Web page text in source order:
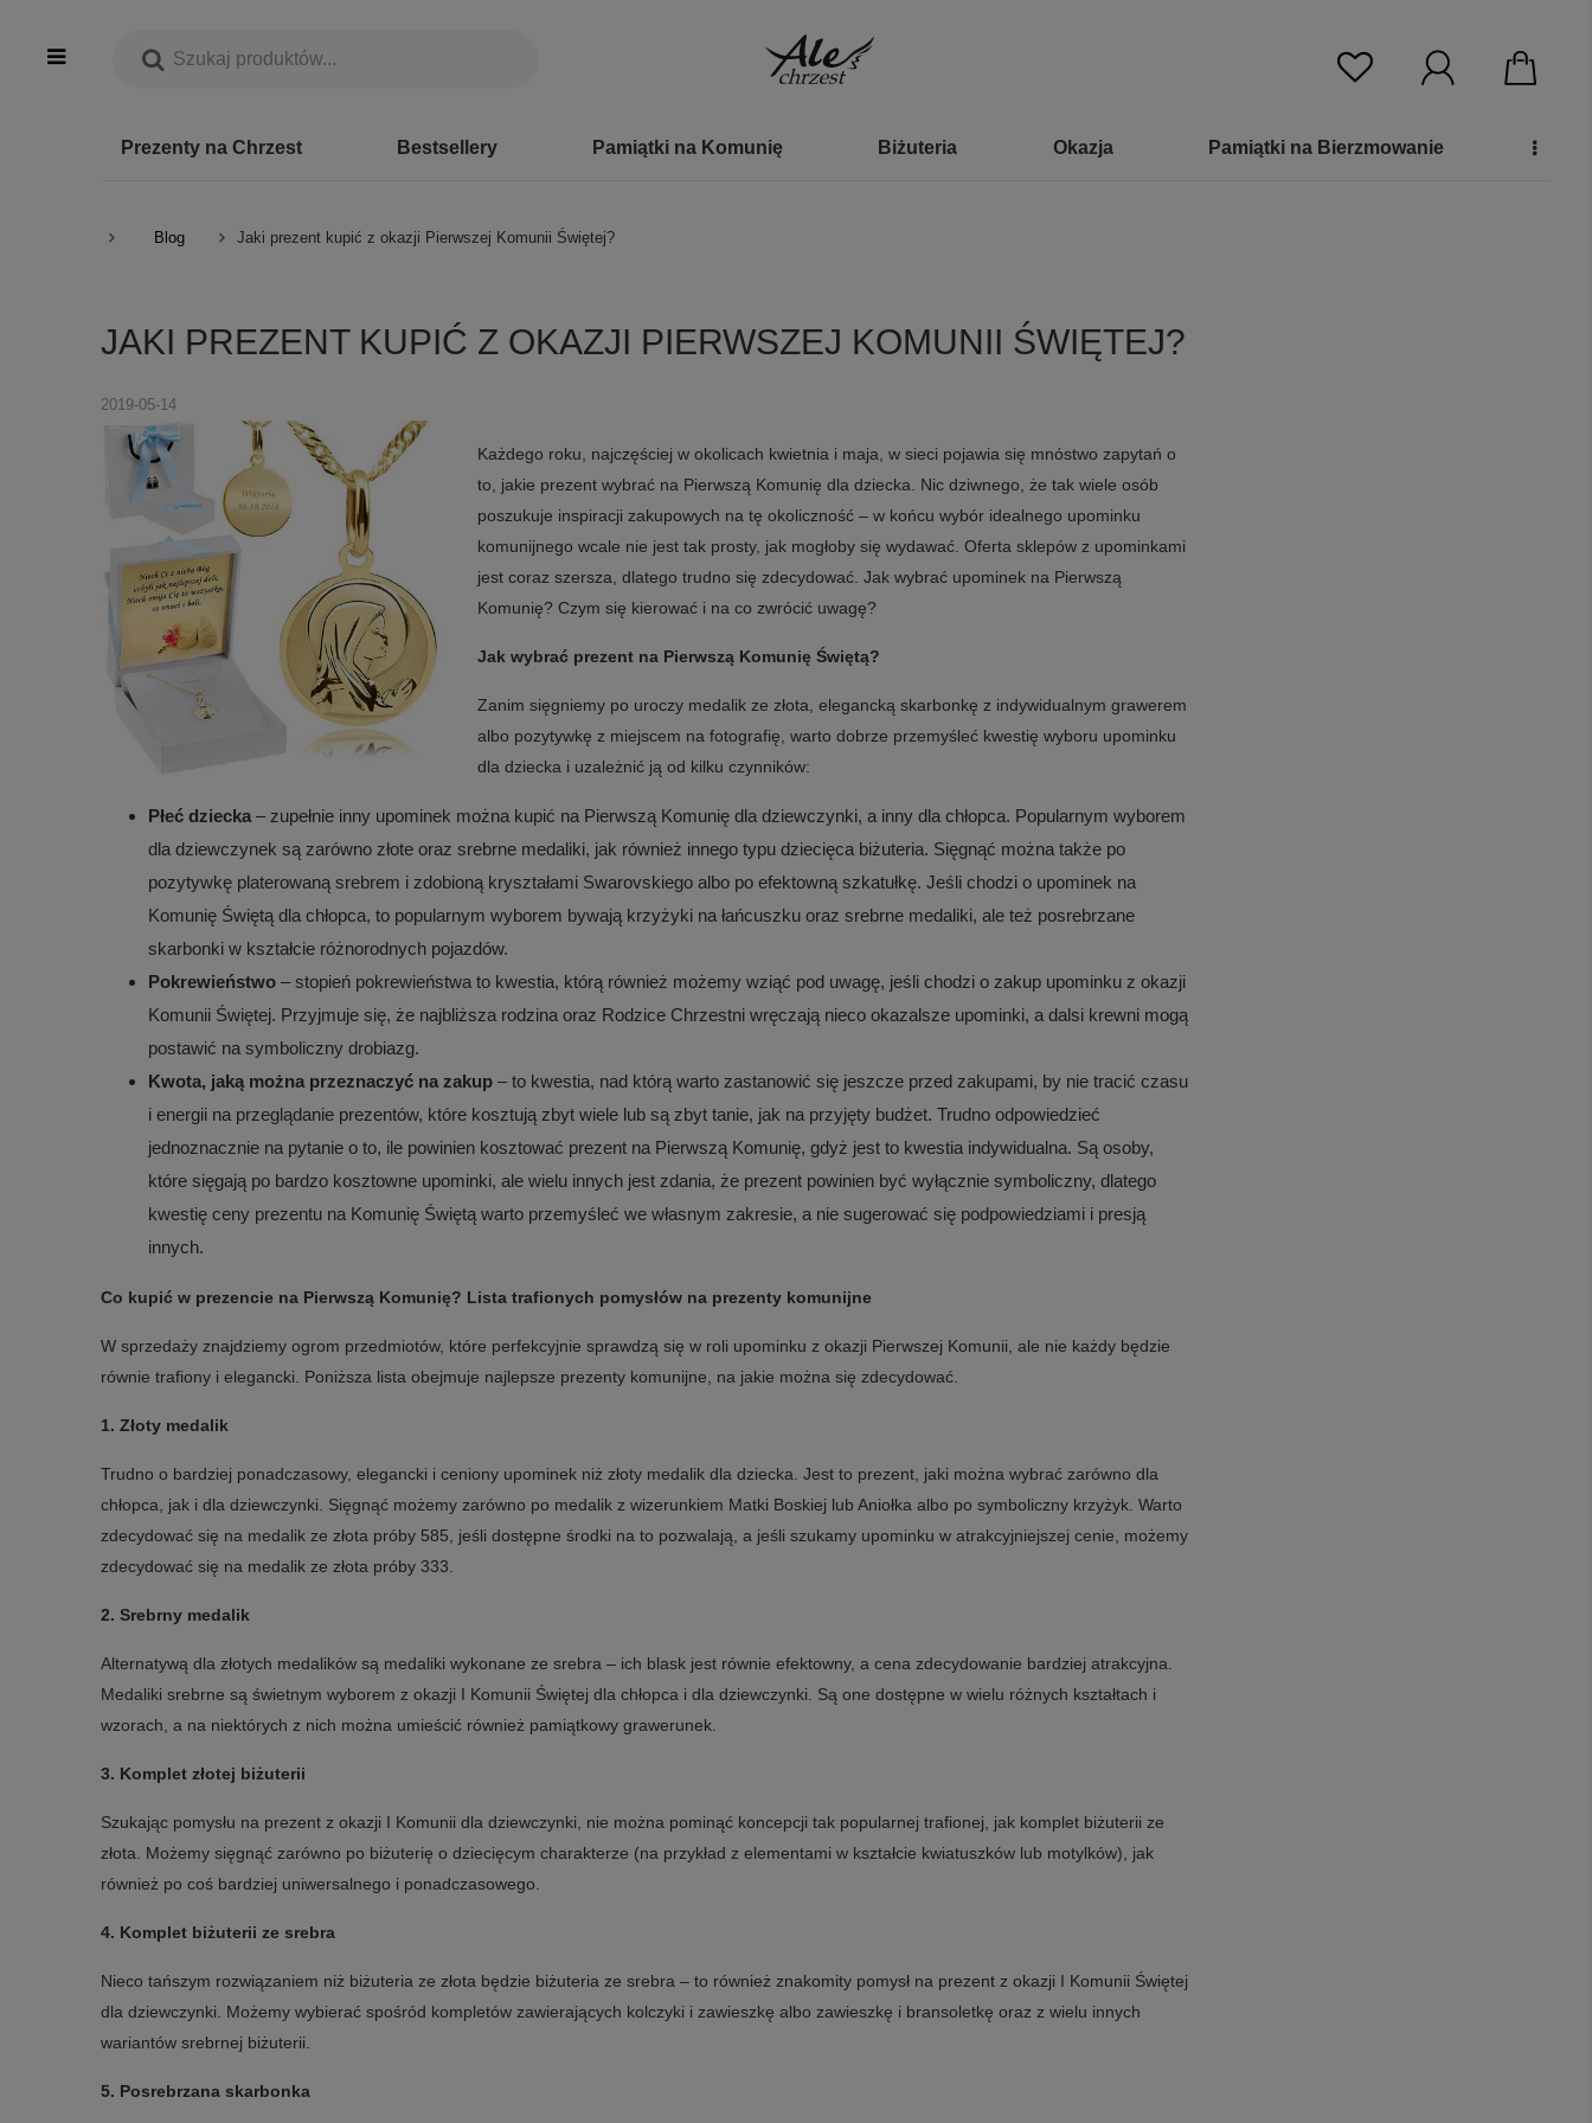
Prezenty na Chrzest Bestsellery Pamiątki na Komunię Biżuteria Okazja Pamiątki na Bierzmowanie
Blog Jaki prezent kupić z okazji Pierwszej Komunii Świętej?
JAKI PREZENT KUPIĆ Z OKAZJI PIERWSZEJ KOMUNII ŚWIĘTEJ?
2019-05-14
Każdego roku, najczęściej w okolicach kwietnia i maja, w sieci pojawia się mnóstwo zapytań o
to, jakie prezent wybrać na Pierwszą Komunię dla dziecka. Nic dziwnego, że tak wiele osób
poszukuje inspiracji zakupowych na tę okoliczność – w końcu wybór idealnego upominku
komunijnego wcale nie jest tak prosty, jak mogłoby się wydawać. Oferta sklepów z upominkami
jest coraz szersza, dlatego trudno się zdecydować. Jak wybrać upominek na Pierwszą
Komunię? Czym się kierować i na co zwrócić uwagę?
Jak wybrać prezent na Pierwszą Komunię Świętą?
Zanim sięgniemy po uroczy medalik ze złota, elegancką skarbonkę z indywidualnym grawerem
albo pozytywkę z miejscem na fotografię, warto dobrze przemyśleć kwestię wyboru upominku
dla dziecka i uzależnić ją od kilku czynników:
Płeć dziecka – zupełnie inny upominek można kupić na Pierwszą Komunię dla dziewczynki, a inny dla chłopca. Popularnym wyborem
dla dziewczynek są zarówno złote oraz srebrne medaliki, jak również innego typu dziecięca biżuteria. Sięgnąć można także po
pozytywkę platerowaną srebrem i zdobioną kryształami Swarovskiego albo po efektowną szkatułkę. Jeśli chodzi o upominek na
Komunię Świętą dla chłopca, to popularnym wyborem bywają krzyżyki na łańcuszku oraz srebrne medaliki, ale też posrebrzane
skarbonki w kształcie różnorodnych pojazdów.
Pokrewieństwo – stopień pokrewieństwa to kwestia, którą również możemy wziąć pod uwagę, jeśli chodzi o zakup upominku z okazji
Komunii Świętej. Przyjmuje się, że najbliższa rodzina oraz Rodzice Chrzestni wręczają nieco okazalsze upominki, a dalsi krewni mogą
postawić na symboliczny drobiazg.
Kwota, jaką można przeznaczyć na zakup – to kwestia, nad którą warto zastanowić się jeszcze przed zakupami, by nie tracić czasu
i energii na przeglądanie prezentów, które kosztują zbyt wiele lub są zbyt tanie, jak na przyjęty budżet. Trudno odpowiedzieć
jednoznacznie na pytanie o to, ile powinien kosztować prezent na Pierwszą Komunię, gdyż jest to kwestia indywidualna. Są osoby,
które sięgają po bardzo kosztowne upominki, ale wielu innych jest zdania, że prezent powinien być wyłącznie symboliczny, dlatego
kwestię ceny prezentu na Komunię Świętą warto przemyśleć we własnym zakresie, a nie sugerować się podpowiedziami i presją
innych.
Co kupić w prezencie na Pierwszą Komunię? Lista trafionych pomysłów na prezenty komunijne
W sprzedaży znajdziemy ogrom przedmiotów, które perfekcyjnie sprawdzą się w roli upominku z okazji Pierwszej Komunii, ale nie każdy będzie
równie trafiony i elegancki. Poniższa lista obejmuje najlepsze prezenty komunijne, na jakie można się zdecydować.
1. Złoty medalik
Trudno o bardziej ponadczasowy, elegancki i ceniony upominek niż złoty medalik dla dziecka. Jest to prezent, jaki można wybrać zarówno dla
chłopca, jak i dla dziewczynki. Sięgnąć możemy zarówno po medalik z wizerunkiem Matki Boskiej lub Aniołka albo po symboliczny krzyżyk. Warto
zdecydować się na medalik ze złota próby 585, jeśli dostępne środki na to pozwalają, a jeśli szukamy upominku w atrakcyjniejszej cenie, możemy
zdecydować się na medalik ze złota próby 333.
2. Srebrny medalik
Alternatywą dla złotych medalików są medaliki wykonane ze srebra – ich blask jest równie efektowny, a cena zdecydowanie bardziej atrakcyjna.
Medaliki srebrne są świetnym wyborem z okazji I Komunii Świętej dla chłopca i dla dziewczynki. Są one dostępne w wielu różnych kształtach i
wzorach, a na niektórych z nich można umieścić również pamiątkowy grawerunek.
3. Komplet złotej biżuterii
Szukając pomysłu na prezent z okazji I Komunii dla dziewczynki, nie można pominąć koncepcji tak popularnej trafionej, jak komplet biżuterii ze
złota. Możemy sięgnąć zarówno po biżuterię o dziecięcym charakterze (na przykład z elementami w kształcie kwiatuszków lub motylków), jak
również po coś bardziej uniwersalnego i ponadczasowego.
4. Komplet biżuterii ze srebra
Nieco tańszym rozwiązaniem niż biżuteria ze złota będzie biżuteria ze srebra – to również znakomity pomysł na prezent z okazji I Komunii Świętej
dla dziewczynki. Możemy wybierać spośród kompletów zawierających kolczyki i zawieszkę albo zawieszkę i bransoletkę oraz z wielu innych
wariantów srebrnej biżuterii.
5. Posrebrzana skarbonka